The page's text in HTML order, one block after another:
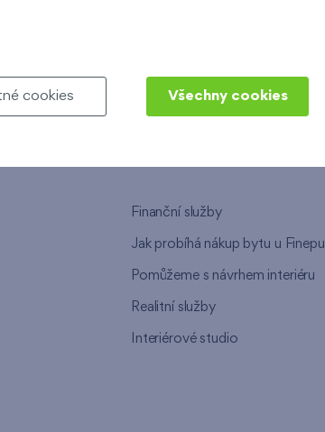
Finanční služby
Jak probíhá nákup bytu u Finepu
Pomůžeme s návrhem interiéru
Realitní služby
Interiérové studio
cookies Všechny cookies